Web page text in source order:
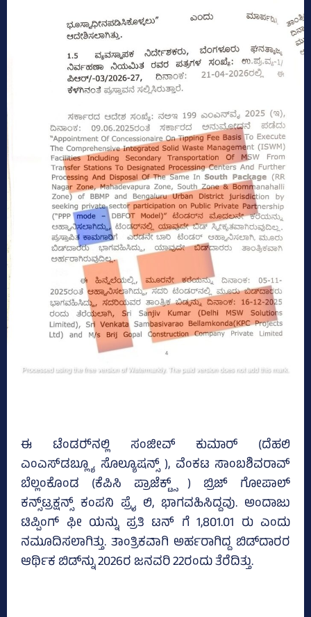
ಈ ಟೆಂಡರ್‍‌ನಲ್ಲಿ ಸಂಜೀವ್‌ ಕುಮಾರ್ (ದೆಹಲಿ
ಎಂಎಸ್‌ಡಬ್ಲ್ಯೂ ಸೊಲ್ಯೂಷನ್ಸ್‌ ), ವೆಂಕಟ ಸಾಂಬಶಿವರಾವ್
ಬೆಲ್ಲಂಕೊಂಡ (ಕೆಪಿಸಿ ಪ್ರಾಜೆಕ್ಟ್ಸ್ ) ಬ್ರಿಜ್‌ ಗೋಪಾಲ್‌
ಕನ್ಸ್‌ಟ್ರಕ್ಷನ್ಸ್‌ ಕಂಪನಿ ಪ್ರೈ ಲಿ, ಭಾಗವಹಿಸಿದ್ದವು. ಅಂದಾಜು
ಟಿಪ್ಪಿಂಗ್‌ ಫೀ ಯನ್ನು ಪ್ರತಿ ಟನ್‌ ಗೆ 1,801.01 ರು ಎಂದು
ನಮೂದಿಸಲಾಗಿತ್ತು. ತಾಂತ್ರಿಕವಾಗಿ ಅರ್ಹರಾಗಿದ್ದ ಬಿಡ್‌ದಾರರ
ಆರ್ಥಿಕ ಬಿಡ್‌ನ್ನು 2026ರ ಜನವರಿ 22ರಂದು ತೆರೆದಿತ್ತು.